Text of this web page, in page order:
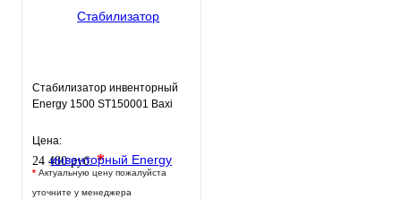
Стабилизатор инвенторный
Energy 1500 ST150001 Baxi
Цена:
24 480 руб.*
* Актуальную цену пожалуйста
уточните у менеджера